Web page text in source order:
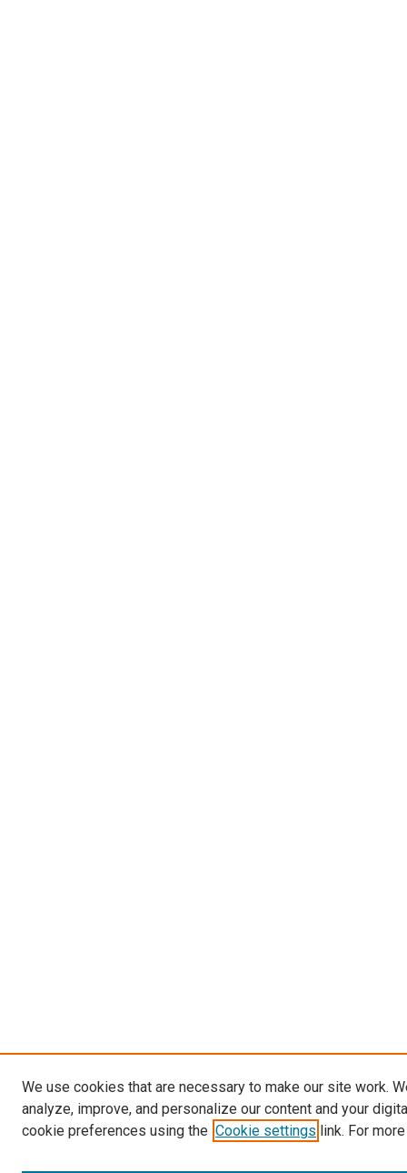
We use cookies that are necessary to make our site work.
analyze, improve, and personalize our content and your
cookie preferences using the Cookie settings link. For